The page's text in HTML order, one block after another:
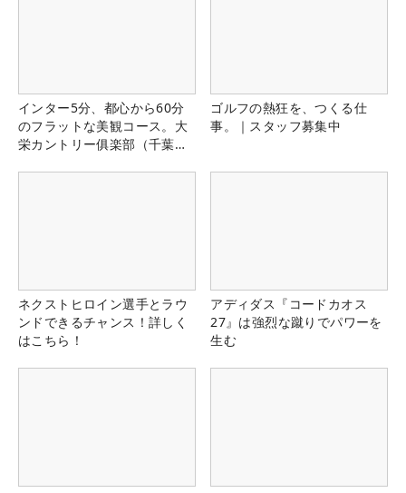
インター5分、都心から60分
のフラットな美観コース。大
栄カントリー俱楽部（千葉
ゴルフの熱狂を、つくる仕
事。｜スタッフ募集中
ネクストヒロイン選手とラウ
ンドできるチャンス！詳しく
はこちら！
アディダス『コードカオス
27』は強烈な蹴りでパワーを
生む